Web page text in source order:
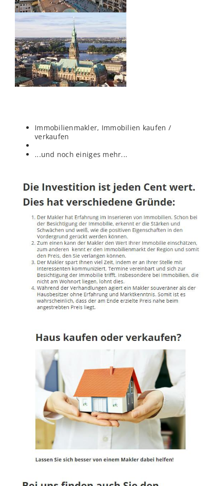
Immobilienmakler, Immobilien kaufen /
verkaufen
...und noch einiges mehr...